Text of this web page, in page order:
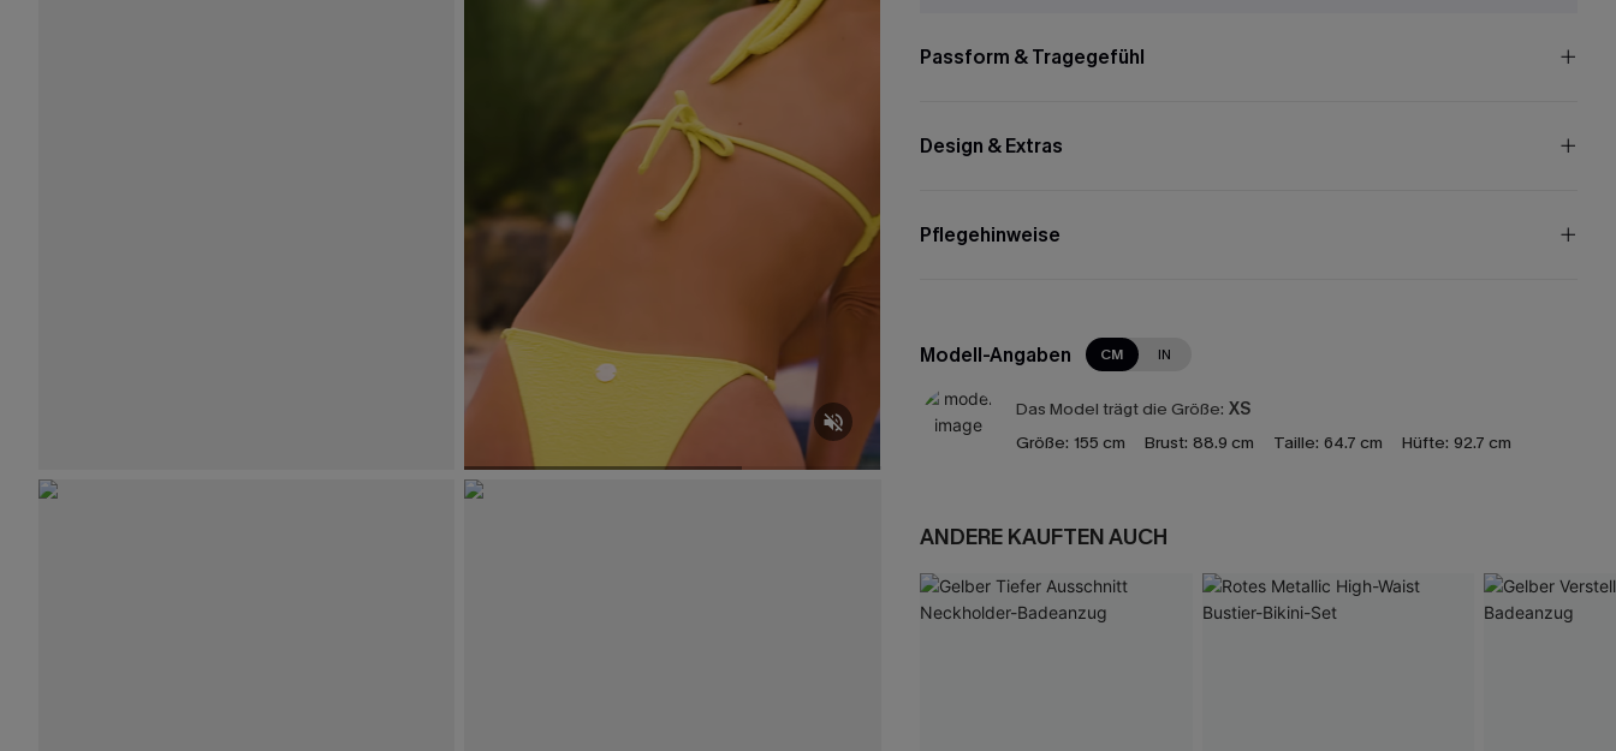
Passform & Tragegefühl
Design & Extras
Pflegehinweise
Modell-Angaben CM IN
Das Model trägt die Größe: XS
Größe: 155 cm Brust: 88.9 cm Taille: 64.7 cm Hüfte: 92.7 cm
ANDERE KAUFTEN AUCH